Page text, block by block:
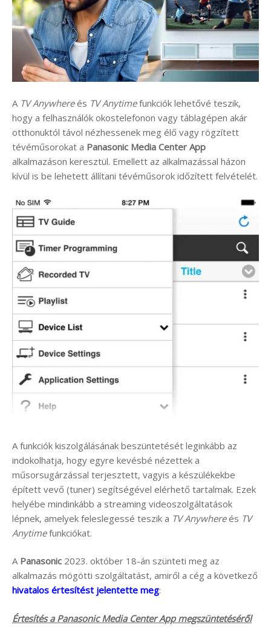
A TV Anywhereés TV Anytimefunkciók lehetővé teszik,
hogy a felhasználók okostelefonon vagy táblagépen akár
otthonuktól távol nézhessenek meg élő vagy rögzített
tévéműsorokat a Panasonic Media Center App
alkalmazáson keresztül. Emellett az alkalmazással házon
kívül is be lehetett állítani tévéműsorok időzített felvételét.
A funkciók kiszolgálásának beszüntetését leginkább az
indokolhatja, hogy egyre kevésbé nézettek a
műsorsugárzással terjesztett, vagyis a készülékekbe
épített vevő (tuner) segítségével elérhető tartalmak. Ezek
helyébe mindinkább a streaming videoszolgáltatások
lépnek, amelyek feleslegessé teszik a TV Anywhereés TV
Anytimefunkciókat.
A Panasonic 2023. október 18-án szünteti meg az
alkalmazás mögötti szolgáltatást, amiről a cég a következő
hivatalos értesítést jelentette meg:
Értesítés a Panasonic Media Center App megszüntetéséről